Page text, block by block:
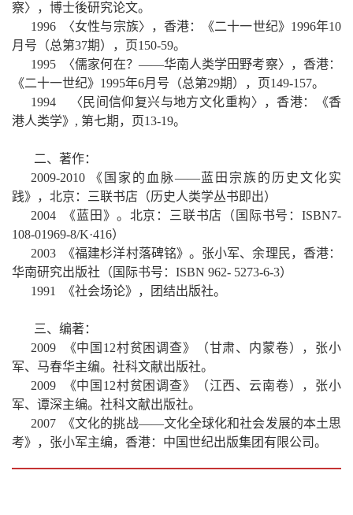
察〉，博士後研究论文。
1996
〈女性与宗族〉，香港：《二十一世纪》 1996年10
月号（总第37期），页150-59。
1995
〈儒家何在？——华南人类学田野考察〉，香港：
《二十一世纪》 1995年6月号（总第29期），页149-157。
1994
〈民间信仰复兴与地方文化重构〉，香港：《香
港人类学》 , 第七期，页13-19。
二、 著作：
2009-2010
《国家的血脉——蓝田宗族的历史文化实
践》，北京：三联书店（历史人类学丛书即出）
2004
《蓝田》。北京：三联书店（国际书号：ISBN7-
108-01969-8/K·416）
2003
《福建杉洋村落碑铭》。张小军、余理民，香港：
华南研究出版社（国际书号： ISBN 962- 5273-6-3）
1991
《社会场论》，团结出版社。
三、编著：
2009
《中国 12村贫困调查》（甘肃、内蒙卷），张小
军、马春华主编。社科文献出版社。
2009
《中国 12村贫困调查》（江西、云南卷），张小
军、谭深主编。社科文献出版社。
2007
《文化的挑战——文化全球化和社会发展的本土思
考》，张小军主编，香港：中国世纪出版集团有限公司。